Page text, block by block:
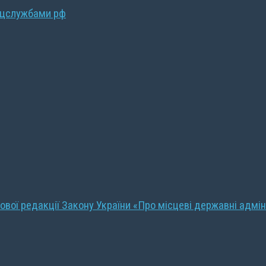
рф
редакції Закону України «Про місцеві державні